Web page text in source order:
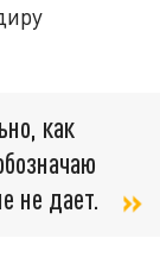
как
не дает.